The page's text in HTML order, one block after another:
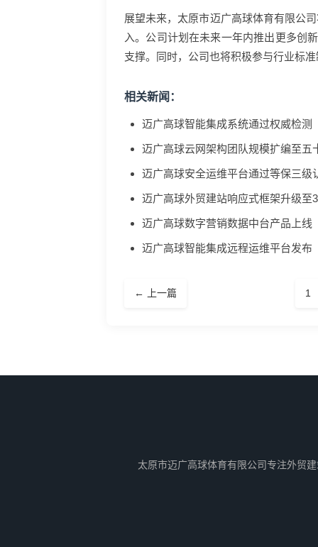
展望未来，太原市迈广高球体育有限公
入。公司计划在未来一年内推出更多创
支撑。同时，公司也将积极参与行业标
相关新闻：
迈广高球智能集成系统通过权威检测
迈广高球云网架构团队规模扩编至五
迈广高球安全运维平台通过等保三级
迈广高球外贸建站响应式框架升级至
迈广高球数字营销数据中台产品上线
迈广高球智能集成远程运维平台发布
← 上一篇 1
太原市迈广高球体育有限公司专注外贸